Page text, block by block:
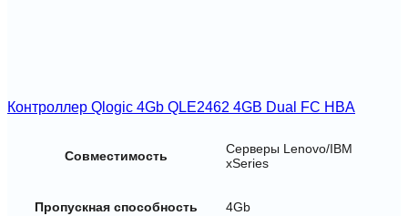
Контроллер Qlogic 4Gb QLE2462 4GB Dual FC HBA
Совместимость
Серверы Lenovo/IBM
xSeries
Пропускная способность 4Gb